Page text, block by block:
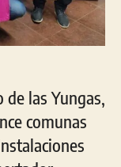
las Yungas,
comunas